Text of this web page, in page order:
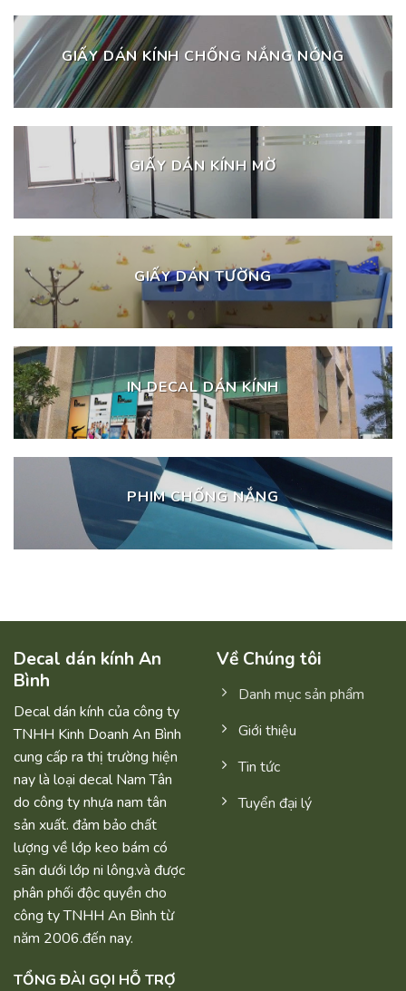
GIẤY DÁN KÍNH CHỐNG NẮNG NÓNG
GIẤY DÁN KÍNH MỜ
GIẤY DÁN TƯỜNG
IN DECAL DÁN KÍNH
PHIM CHỐNG NẮNG
Decal dán kính An
Bình
Decal dán kính của công ty
TNHH Kinh Doanh An Bình
cung cấp ra thị trường hiện
nay là loại decal Nam Tân
do công ty nhựa nam tân
sản xuất. đảm bảo chất
lượng về lớp keo bám có
sãn dưới lớp ni lông.và được
phân phối độc quyền cho
công ty TNHH An Bình từ
năm 2006.đến nay.
TỔNG ĐÀI GỌI HỖ TRỢ
Về Chúng tôi
Danh mục sản phẩm
Giới thiệu
Tin tức
Tuyển đại lý